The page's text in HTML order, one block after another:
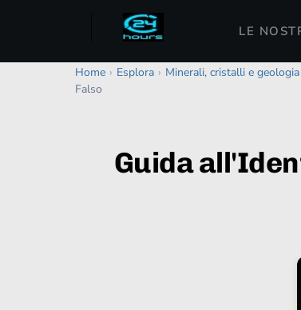
LE
Home › Esplora › Minerali, cristalli e geologia
Falso
Guida